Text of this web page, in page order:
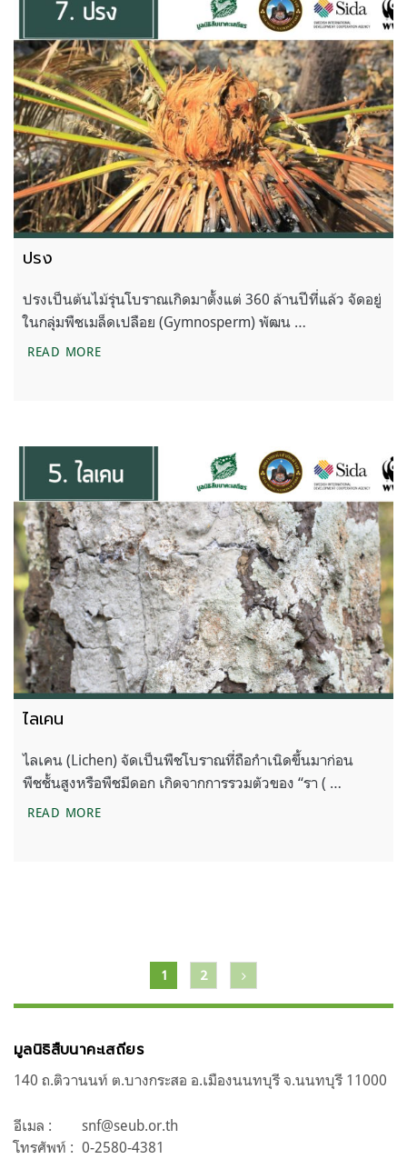
ปรง
ปรงเป็นต้นไม้รุ่นโบราณเกิดมาตั้งแต่ 360 ล้านปีที่แล้ว จัดอยู่
ในกลุ่มพืชเมล็ดเปลือย (Gymnosperm) พัฒน …
READ MOREปรง
ไลเคน
ไลเคน (Lichen) จัดเป็นพืชโบราณที่ถือกำเนิดขึ้นมาก่อน
พืชชั้นสูงหรือพืชมีดอก เกิดจากการรวมตัวของ “รา ( …
READ MOREไลเคน
เรื่อง
1 2
มูลนิธิสืบนาคะเสถียร
140 ถ.ติวานนท์ ต.บางกระสอ อ.เมืองนนทบุรี จ.นนทบุรี 11000
อีเมล :
snf@seub.or.th
โทรศัพท์ : 0-2580-4381